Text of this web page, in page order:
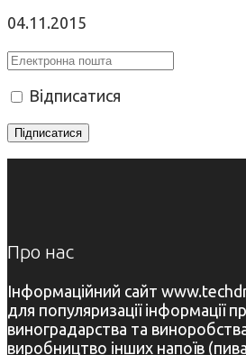
04.11.2015
Відписатися
Про нас
Інформаційний сайт
для популяризації інформації
виноградарства та
виробництво інших напоїв